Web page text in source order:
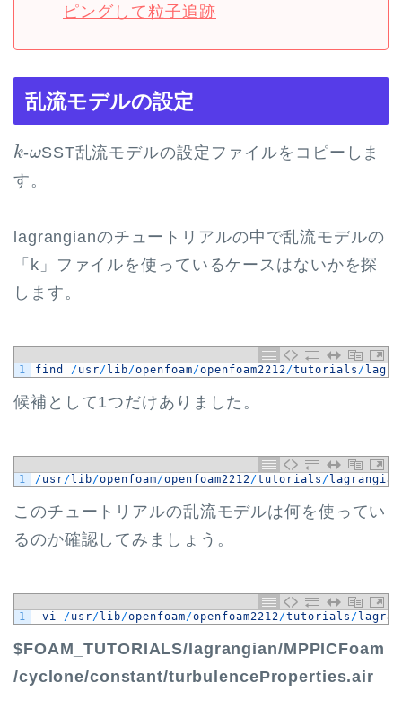
ピングして粒子追跡
乱流モデルの設定
k
k -ω
ωSST乱流モデルの設定ファイルをコピーしま
す。
lagrangianのチュートリアルの中で乱流モデルの
「k」ファイルを使っているケースはないかを探
します。
1 find /usr/lib/openfoam/openfoam2212/tutorials /
候補として1つだけありました。
1 /usr/lib/openfoam/openfoam2212/tutorials /lagrangian
このチュートリアルの乱流モデルは何を使ってい
るのか確認してみましょう。
1 vi /usr/lib/openfoam/openfoam2212/tutorials /
$FOAM_TUTORIALS/lagrangian/MPPICFoam
/cyclone/constant/turbulenceProperties.air